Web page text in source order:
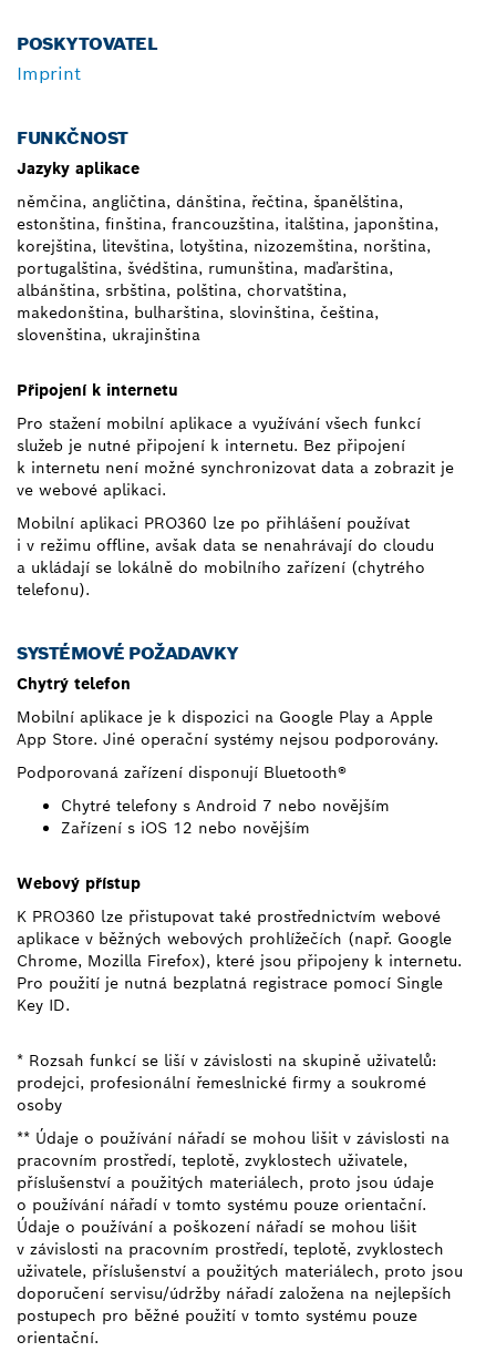
POSKYTOVATEL
Imprint
FUNKČNOST
Jazyky aplikace
němčina, angličtina, dánština, řečtina, španělština,
estonština, finština, francouzština, italština, japonština,
korejština, litevština, lotyština, nizozemština, norština,
portugalština, švédština, rumunština, maďarština,
albánština, srbština, polština, chorvatština,
makedonština, bulharština, slovinština, čeština,
slovenština, ukrajinština
Připojení k internetu
Pro stažení mobilní aplikace a využívání všech funkcí
služeb je nutné připojení k internetu. Bez připojení
k internetu není možné synchronizovat data a zobrazit je
ve webové aplikaci.
Mobilní aplikaci PRO360 lze po přihlášení používat
i v režimu offline, avšak data se nenahrávají do cloudu
a ukládají se lokálně do mobilního zařízení (chytrého
telefonu).
SYSTÉMOVÉ POŽADAVKY
Chytrý telefon
Mobilní aplikace je k dispozici na Google Play a Apple
App Store. Jiné operační systémy nejsou podporovány.
Podporovaná zařízení disponují Bluetooth®
Chytré telefony s Android 7 nebo novějším
Zařízení s iOS 12 nebo novějším
Webový přístup
K PRO360 lze přistupovat také prostřednictvím webové
aplikace v běžných webových prohlížečích (např. Google
Chrome, Mozilla Firefox), které jsou připojeny k internetu.
Pro použití je nutná bezplatná registrace pomocí Single
Key ID.
* Rozsah funkcí se liší v závislosti na skupině uživatelů:
prodejci, profesionální řemeslnické firmy a soukromé
osoby
** Údaje o používání nářadí se mohou lišit v závislosti na
pracovním prostředí, teplotě, zvyklostech uživatele,
příslušenství a použitých materiálech, proto jsou údaje
o používání nářadí v tomto systému pouze orientační.
Údaje o používání a poškození nářadí se mohou lišit
v závislosti na pracovním prostředí, teplotě, zvyklostech
uživatele, příslušenství a použitých materiálech, proto jsou
doporučení servisu/údržby nářadí založena na nejlepších
postupech pro běžné použití v tomto systému pouze
orientační.